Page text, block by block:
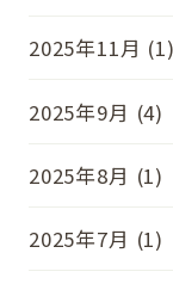
2025年11月 (1)
2025年9月 (4)
2025年8月 (1)
2025年7月 (1)